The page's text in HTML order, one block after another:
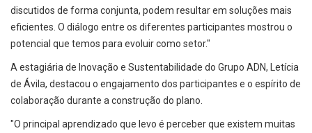
discutidos de forma conjunta, podem resultar em soluções mais
eficientes. O diálogo entre os diferentes participantes mostrou o
potencial que temos para evoluir como setor."
A estagiária de Inovação e Sustentabilidade do Grupo ADN, Letícia
de Ávila, destacou o engajamento dos participantes e o espírito de
colaboração durante a construção do plano.
"O principal aprendizado que levo é perceber que existem muitas